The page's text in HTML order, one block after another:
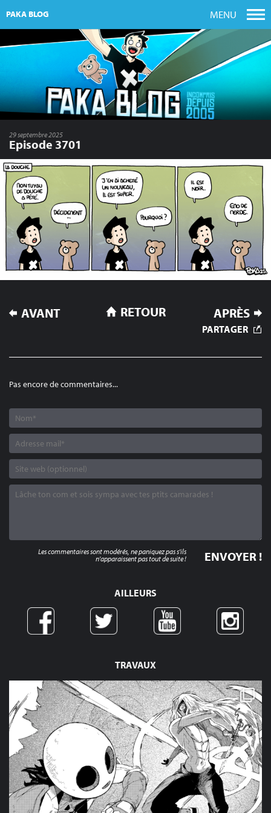
PAKA BLOG MENU
TRAVAUX
29 septembre 2025
Episode 3701
NAVIGATION
DE
AVANT APRÈS
RETOUR
PARTAGER
Pas encore de commentaires...
Les commentaires sont modérés, ne paniquez pas s'ils
n'apparaissent pas tout de suite !
AILLEURS